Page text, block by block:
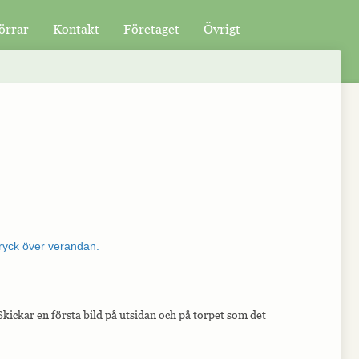
Kontakt Företaget Övrigt
en första bild på utsidan och på torpet som det